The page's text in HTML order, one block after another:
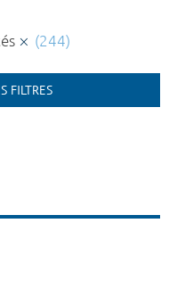
(244)
FILTRES